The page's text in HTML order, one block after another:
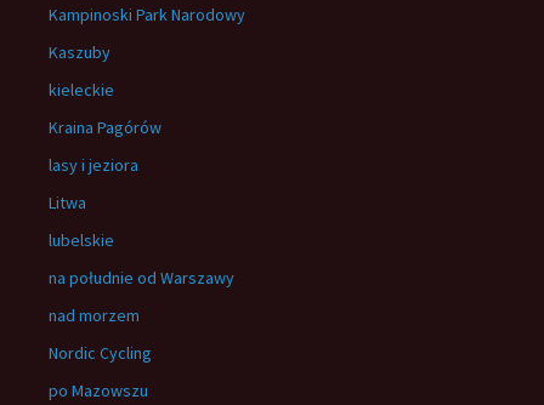
Kampinoski Park Narodowy
Kaszuby
kieleckie
Kraina Pagórów
lasy i jeziora
Litwa
lubelskie
na południe od Warszawy
nad morzem
Nordic Cycling
po Mazowszu